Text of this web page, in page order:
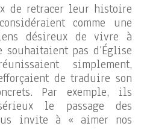
de retracer leur histoire
comme une
désireux de vivre à
pas d’Église
simplement,
de traduire son
Par exemple, ils
le passage des
invite à « aimer nos